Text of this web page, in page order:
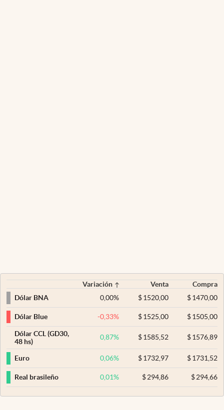
Variación Venta
Compra
Dólar BNA
0,00% $ 1520,00 $1470,00
Dólar Blue -0,33% $ 1525,00 $1505,00
Dólar CCL (GD30,
48 hs)
0,87% $ 1585,52 $1576,89
Euro 0,06% $ 1732,97 $1731,52
Real brasileño 0,01% $ 294,86 $294,66